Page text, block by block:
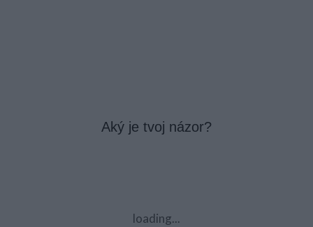
Aký je tvoj názor?
loading...